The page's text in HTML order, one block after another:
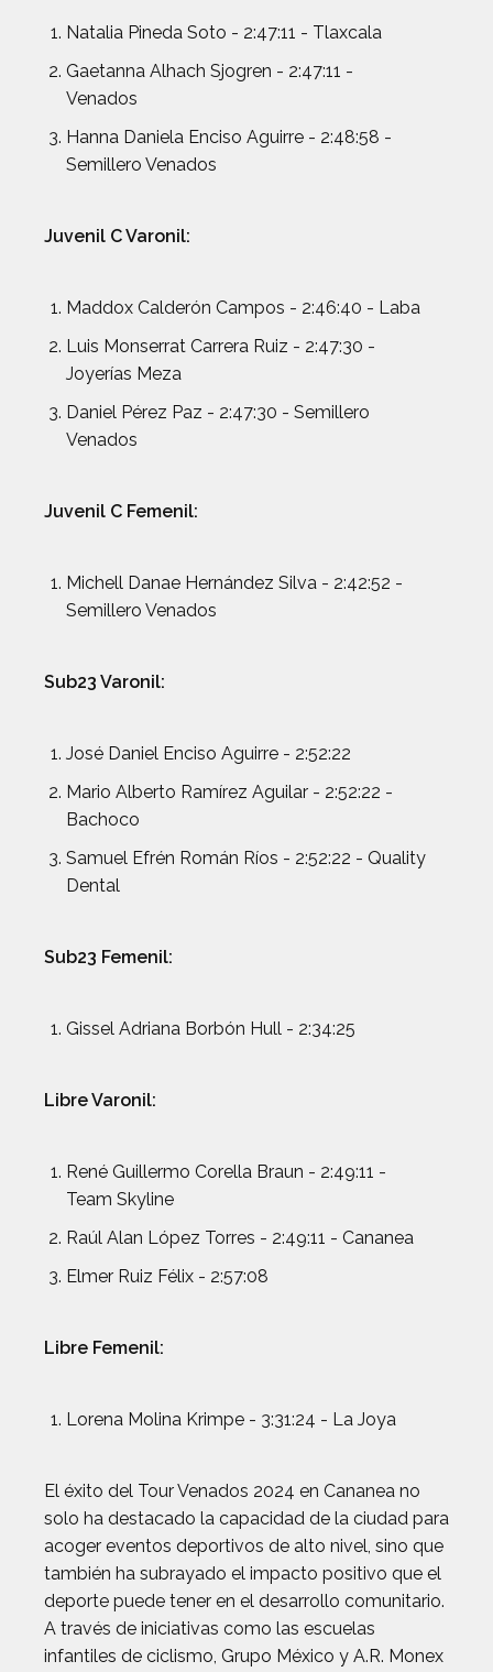
Natalia Pineda Soto - 2:47:11 - Tlaxcala
Gaetanna Alhach Sjogren - 2:47:11 -
Venados
Hanna Daniela Enciso Aguirre - 2:48:58 -
Semillero Venados
Juvenil C Varonil:
Maddox Calderón Campos - 2:46:40 - Laba
Luis Monserrat Carrera Ruiz - 2:47:30 -
Joyerías Meza
Daniel Pérez Paz - 2:47:30 - Semillero
Venados
Juvenil C Femenil:
Michell Danae Hernández Silva - 2:42:52 -
Semillero Venados
Sub23 Varonil:
José Daniel Enciso Aguirre - 2:52:22
Mario Alberto Ramírez Aguilar - 2:52:22 -
Bachoco
Samuel Efrén Román Ríos - 2:52:22 - Quality
Dental
Sub23 Femenil:
Gissel Adriana Borbón Hull - 2:34:25
Libre Varonil:
René Guillermo Corella Braun - 2:49:11 -
Team Skyline
Raúl Alan López Torres - 2:49:11 - Cananea
Elmer Ruiz Félix - 2:57:08
Libre Femenil:
Lorena Molina Krimpe - 3:31:24 - La Joya
El éxito del Tour Venados 2024 en Cananea no
solo ha destacado la capacidad de la ciudad para
acoger eventos deportivos de alto nivel, sino que
también ha subrayado el impacto positivo que el
deporte puede tener en el desarrollo comunitario.
A través de iniciativas como las escuelas
infantiles de ciclismo, Grupo México y A.R. Monex